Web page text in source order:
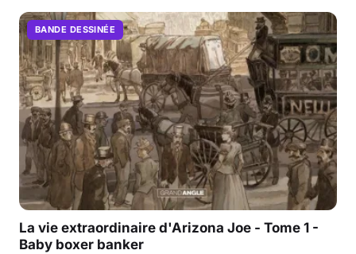
BANDE DESSINÉE
La vie extraordinaire d'Arizona Joe - Tome 1 -
Baby boxer banker